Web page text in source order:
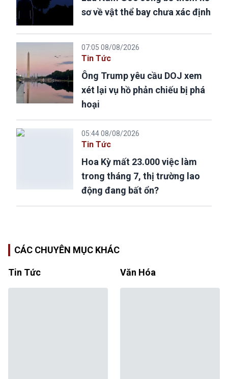
sơ về vật thể bay chưa xác định
07:05 08/08/2026
Tin Tức
Ông Trump yêu cầu DOJ xem
xét lại vụ hồ phản chiếu bị phá
hoại
05:44 08/08/2026
Tin Tức
Hoa Kỳ mất 23.000 việc làm
trong tháng 7, thị trường lao
động đang bất ổn?
CÁC CHUYÊN MỤC KHÁC
Tin Tức Văn Hóa